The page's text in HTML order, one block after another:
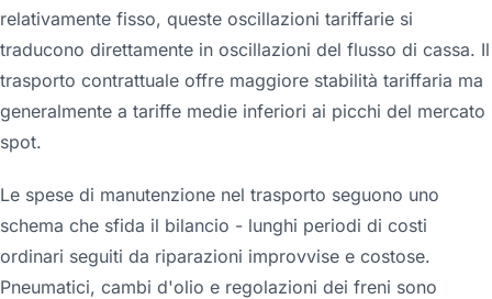
relativamente fisso, queste oscillazioni tariffarie si
traducono direttamente in oscillazioni del flusso di cassa. Il
trasporto contrattuale offre maggiore stabilità tariffaria ma
generalmente a tariffe medie inferiori ai picchi del mercato
spot.
Le spese di manutenzione nel trasporto seguono uno
schema che sfida il bilancio - lunghi periodi di costi
ordinari seguiti da riparazioni improvvise e costose.
Pneumatici, cambi d'olio e regolazioni dei freni sono